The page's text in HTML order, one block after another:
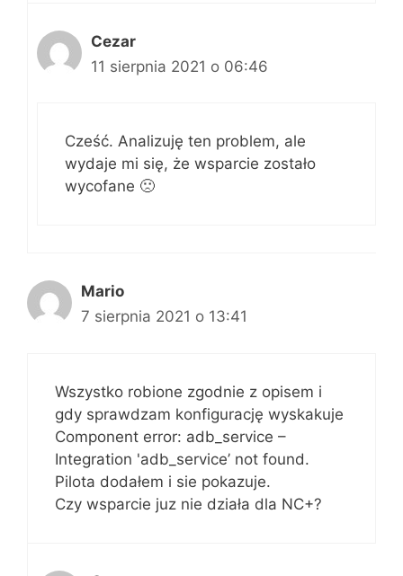
Cezar
11 sierpnia 2021 o 06:46
Cześć. Analizuję ten problem, ale
wydaje mi się, że wsparcie zostało
wycofane 🙁
Mario
7 sierpnia 2021 o 13:41
Wszystko robione zgodnie z opisem i
gdy sprawdzam konfigurację wyskakuje
Component error: adb_service –
Integration 'adb_service’ not found.
Pilota dodałem i sie pokazuje.
Czy wsparcie juz nie działa dla NC+?